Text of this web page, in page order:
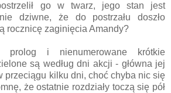
go w twarz, jego stan jest
dziwne, że do postrzału doszło
rocznicę zaginięcia Amandy?
prolog i nienumerowane krótkie
są według dni akcji - główna jej
przeciągu kilku dni, choć chyba nic się
że ostatnie rozdziały toczą się pół